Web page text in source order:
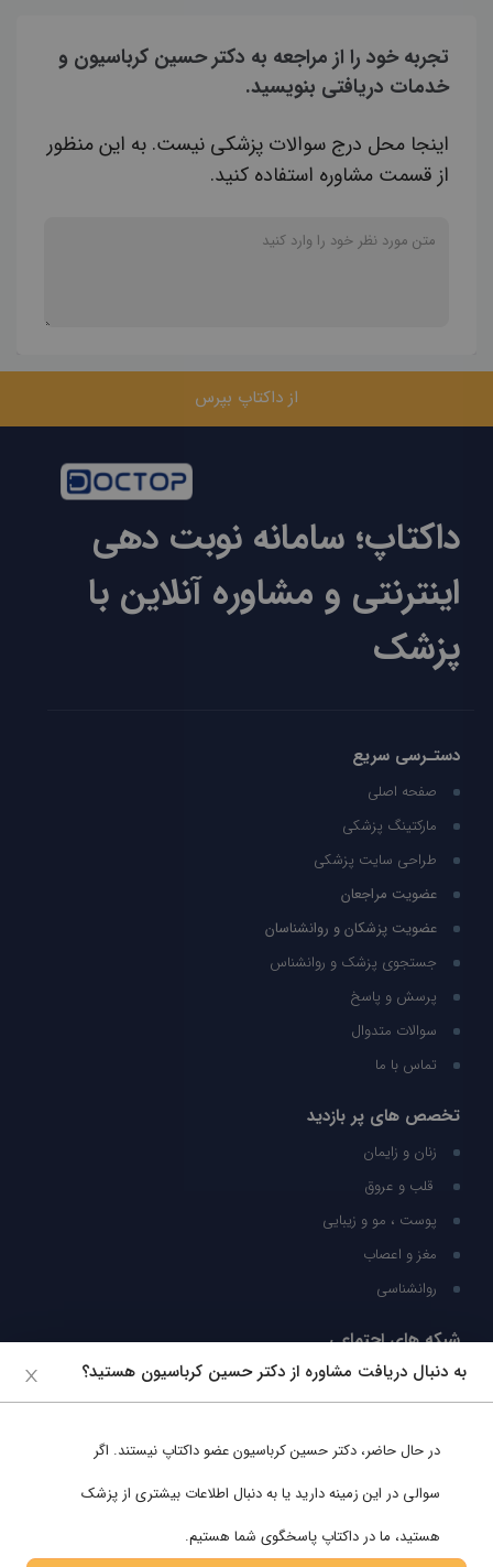
تجربه خود را از مراجعه به دکتر حسین کرباسیون و
خدمات دریافتی بنویسید.
اینجا محل درج سوالات پزشکی نیست. به این منظور
از قسمت مشاوره استفاده کنید.
از داکتاپ بپرس
داکتاپ؛ سامانه نوبت دهی
اینترنتی و مشاوره آنلاین با
پزشک
دستـرسی سریع
صفحه اصلی
مارکتینگ پزشکی
طراحی سایت پزشکی
عضویت مراجعان
عضویت پزشکان و روانشناسان
جستجوی پزشک و روانشناس
پرسش و پاسخ
سوالات متدوال
تماس با ما
تخصص های پر بازدید
زنان و زایمان
قلب و عروق
پوست ، مو و زیبایی
مغز و اعصاب
روانشناسی
شبکه های اجتماعی
ما را در شبکه های اجتماعی دنبال کنید
به دنبال دریافت مشاوره از دکتر حسین کرباسیون هستید؟
در حال حاضر، دکتر حسین کرباسیونعضو داکتاپ نیستند. اگر
سوالی در این زمینه دارید یا به دنبال اطلاعات بیشتری از پزشک
هستید، ما در داکتاپ پاسخگوی شما هستیم.